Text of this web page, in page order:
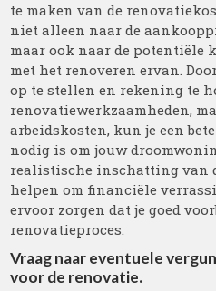
te maken van de
niet alleen naar de
maar ook naar de potentiële
met het renoveren ervan.
op te stellen en rekening te
renovatiewerkzaamheden,
arbeidskosten, kun je een
nodig is om jouw
realistische inschatting van
helpen om financiële
ervoor zorgen dat je goed
renovatieproces.
Vraag naar eventuele
voor de renovatie.